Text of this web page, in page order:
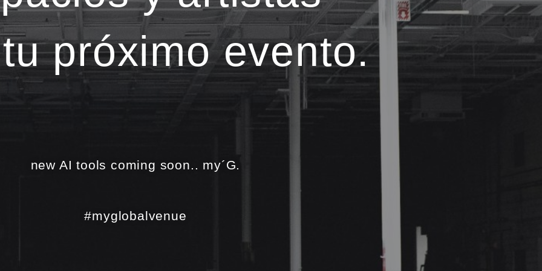
próximo evento.
new AI tools coming soon.. my´G.
#myglobalvenue